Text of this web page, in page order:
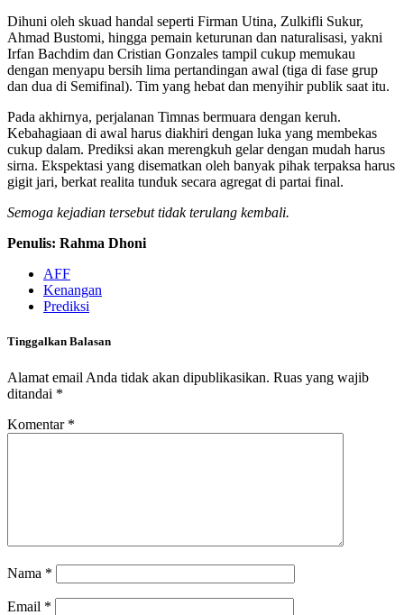
Dihuni oleh skuad handal seperti Firman Utina, Zulkifli Sukur,
Ahmad Bustomi, hingga pemain keturunan dan naturalisasi, yakni
Irfan Bachdim dan Cristian Gonzales tampil cukup memukau
dengan menyapu bersih lima pertandingan awal (tiga di fase grup
dan dua di Semifinal). Tim yang hebat dan menyihir publik saat itu.
Pada akhirnya, perjalanan Timnas bermuara dengan keruh.
Kebahagiaan di awal harus diakhiri dengan luka yang membekas
cukup dalam. Prediksi akan merengkuh gelar dengan mudah harus
sirna. Ekspektasi yang disematkan oleh banyak pihak terpaksa harus
gigit jari, berkat realita tunduk secara agregat di partai final.
Semoga kejadian tersebut tidak terulang kembali.
Penulis: Rahma Dhoni
AFF
Kenangan
Prediksi
Tinggalkan Balasan
Alamat email Anda tidak akan dipublikasikan. Ruas yang wajib
ditandai *
Komentar *
Nama *
Email *